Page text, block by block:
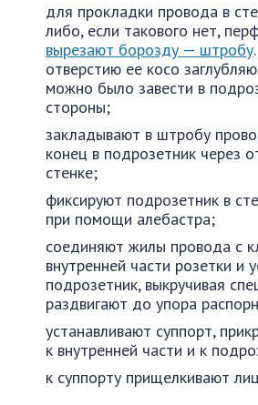
для прокладки провода в
либо, если такового нет,
вырезают борозду — штробу
отверстию ее косо
можно было завести в
стороны;
закладывают в штробу
конец в подрозетник через
стенке;
фиксируют подрозетник в
при помощи алебастра;
соединяют жилы провода с
внутренней части розетки и
подрозетник, выкручивая
раздвигают до упора
устанавливают суппорт,
к внутренней части и к
к суппорту прищелкивают